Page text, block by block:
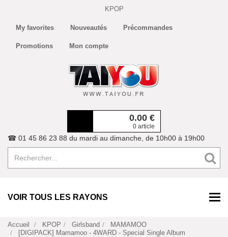
KPOP
My favorites Nouveautés Précommandes
Promotions Mon compte
0.00 €
0 article
☎ 01 45 86 23 88 du mardi au dimanche, de 10h00 à 19h00
VOIR TOUS LES RAYONS
Accueil KPOP Girlsband
MAMAMOO
[DIGIPACK] Mamamoo - 4WARD - Special Single Album